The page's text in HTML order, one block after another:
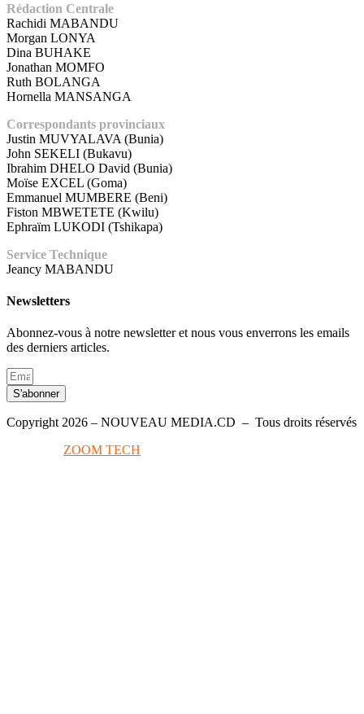
Rédaction Centrale
Rachidi MABANDU
Morgan LONYA
Dina BUHAKE
Jonathan MOMFO
Ruth BOLANGA
Hornella MANSANGA
Correspondants provinciaux
Justin MUVYALAVA (Bunia)
John SEKELI (Bukavu)
Ibrahim DHELO David (Bunia)
Moïse EXCEL (Goma)
Emmanuel MUMBERE (Beni)
Fiston MBWETETE (Kwilu)
Ephraïm LUKODI (Tshikapa)
Service Technique
Jeancy MABANDU
Newsletters
Abonnez-vous à notre newsletter et nous vous enverrons les emails
des derniers articles.
S'abonner
Copyright 2026 – NOUVEAU MEDIA.CD – Tous droits réservés
ZOOM TECH